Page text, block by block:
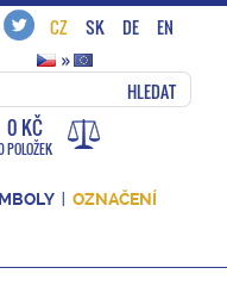
CZ SK DE
EN
»
HLEDAT
0 KČ
POLOŽEK
OZNAČENÍ